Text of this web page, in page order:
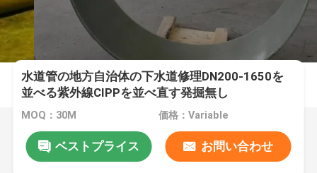
水道管の地方自治体の下水道修理DN200-1650を
並べる紫外線CIPPを並べ直す発掘無し
MOQ：30M 価格：Variable
ベストプライス お問い合わせ